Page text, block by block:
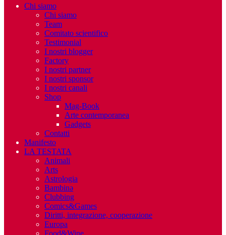
Chi siamo
Chi siamo
Team
Comitato scientifico
Testimonial
I nostri blogger
Factory
I nostri partner
I nostri sponsor
I nostri canali
Shop
Mag-Book
Arte contemporanea
Gadgets
Contatti
Manifesto
LA TESTATA
Animali
Arts
Astrologia
Bambinə
Clubbing
Comics&Games
Diritti, integrazione, cooperazione
Europa
Food&Wine